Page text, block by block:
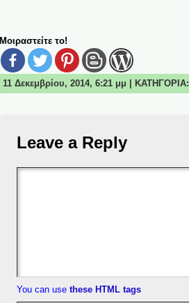
Μοιραστείτε το!
11 Δεκεμβρίου, 2014, 6:21 μμ | ΚΑΤΗΓΟΡΙΑ:
Leave a Reply
You can use these HTML tags